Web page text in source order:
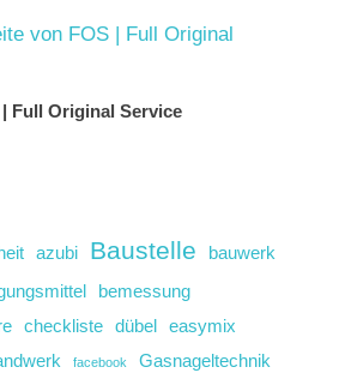
| Full Original Service
azubi Baustelle
bauwerk
bemessung
checkliste dübel easymix
facebook Gasnageltechnik